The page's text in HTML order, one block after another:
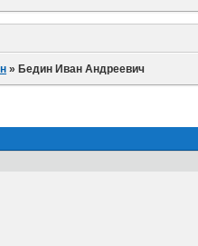
» Бедин Иван Андреевич